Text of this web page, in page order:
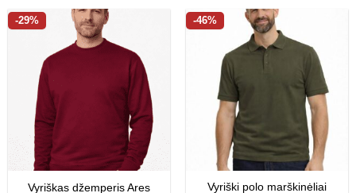
-29%
Vyriškas džemperis Ares
-46%
Vyriški polo marškinėliai